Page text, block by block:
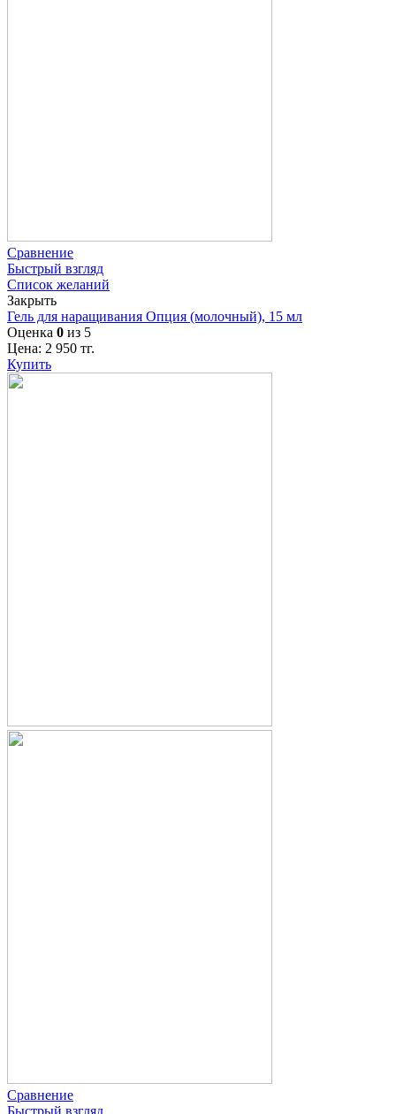
Сравнение
Быстрый взгляд
Список желаний
Закрыть
Гель для наращивания Опция (молочный), 15 мл
Оценка 0 из 5
Цена: 2 950 тг.
Купить
Сравнение
Быстрый взгляд